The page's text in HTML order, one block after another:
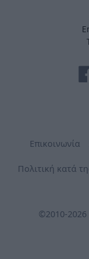
Επικοινωνία
Πολιτική κατά
©2010-